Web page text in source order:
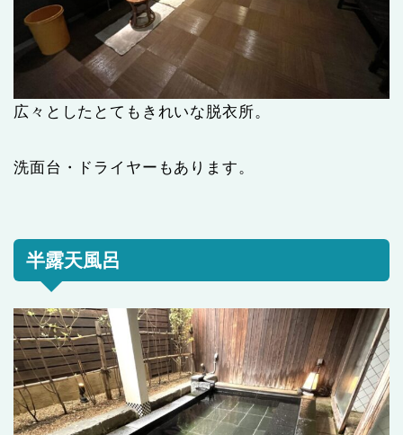
広々としたとてもきれいな脱衣所。
洗面台・ドライヤーもあります。
半露天風呂